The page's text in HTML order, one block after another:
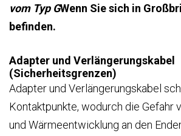
vom Typ GWenn Sie sich in
befinden.
Adapter und Verlängerungskabel
(Sicherheitsgrenzen)
Adapter und Verlängerungskabel
Kontaktpunkte, wodurch die Gefahr
und Wärmeentwicklung an den